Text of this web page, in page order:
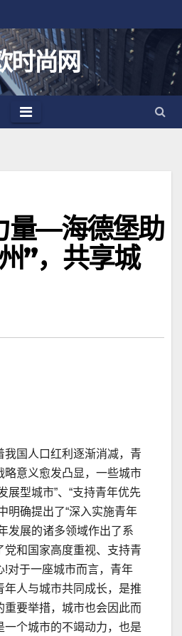
时尚网
量—海德堡助
”，共享城
我国人口红利逐渐消减，青
略意义愈发凸显，一些城市
展型城市”、“支持青年优先
明确提出了“深入实施青年
发展的诸多领域作出了系
党和国家高度重视、支持青
!对于一座城市而言，青年
年人与城市共同成长，是推
重要举措，城市也会因此而
一个城市的不竭动力，也是